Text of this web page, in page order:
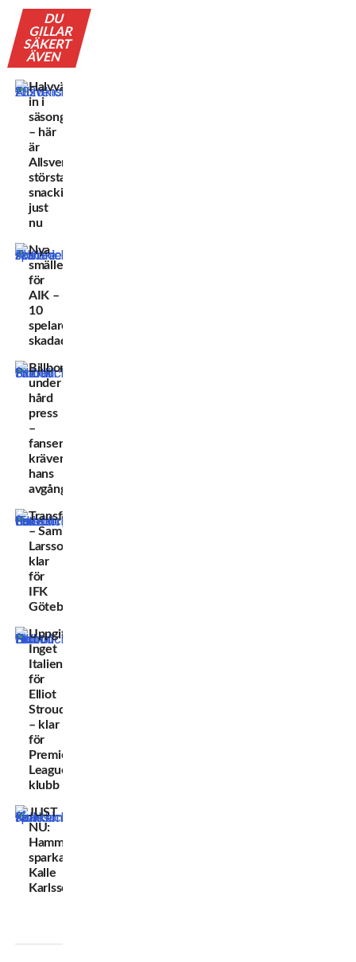
DU
GILLAR
SÄKERT
ÄVEN
Halvvägs
in i
säsongen
– här
är
Allsvenskans
största
snackisar
just
nu
Nya
smällen
för
AIK –
10
spelare
skadade
Billborn
under
hård
press
–
fansen
kräver
hans
avgång
Transferskrällen
– Sam
Larsson
klar
för
IFK
Göteborg
Uppgifter:
Inget
Italien
för
Elliot
Stroud
– klar
för
Premier
League-
klubb
JUST
NU:
Hammarby
sparkar
Kalle
Karlsson